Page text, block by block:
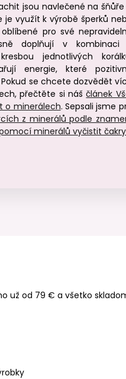
jsou navlečené na
využít k výrobě šperků
pro své
doplňují v kombinaci
jednotlivých
energie, které
se chcete dozvědět
přečtěte si náščlánek
o minerálech. Sepsali jsme
z minerálů podle
minerálů vyčistit čakry
už od 79 € a všetko